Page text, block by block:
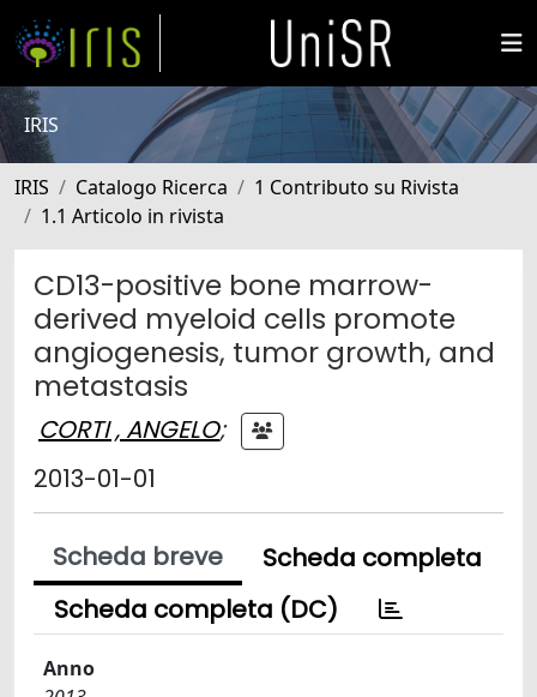
IRIS
IRIS Catalogo Ricerca
1 Contributo su Rivista
1.1 Articolo in rivista
CD13-positive bone marrow-
derived myeloid cells promote
angiogenesis, tumor growth, and
metastasis
CORTI , ANGELO;
2013-01-01
Scheda breve
Scheda completa
Scheda completa (DC)
Anno